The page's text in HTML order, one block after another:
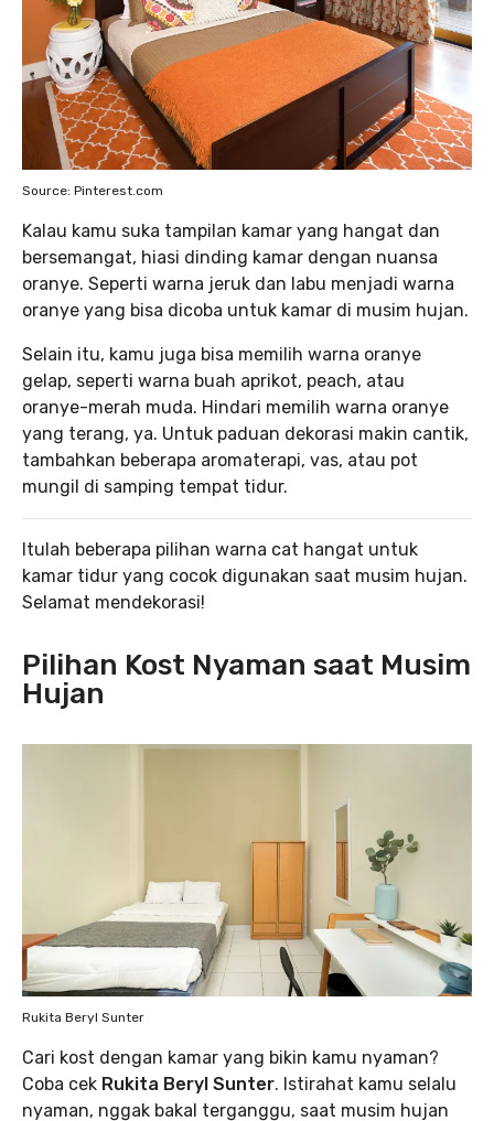
Source: Pinterest.com
Kalau kamu suka tampilan kamar yang hangat dan
bersemangat, hiasi dinding kamar dengan nuansa
oranye. Seperti warna jeruk dan labu menjadi warna
oranye yang bisa dicoba untuk kamar di musim hujan.
Selain itu, kamu juga bisa memilih warna oranye
gelap, seperti warna buah aprikot, peach, atau
oranye-merah muda. Hindari memilih warna oranye
yang terang, ya. Untuk paduan dekorasi makin cantik,
tambahkan beberapa aromaterapi, vas, atau pot
mungil di samping tempat tidur.
Itulah beberapa pilihan warna cat hangat untuk
kamar tidur yang cocok digunakan saat musim hujan.
Selamat mendekorasi!
Pilihan Kost Nyaman saat Musim
Hujan
Rukita Beryl Sunter
Cari kost dengan kamar yang bikin kamu nyaman?
Coba cek Rukita Beryl Sunter. Istirahat kamu selalu
nyaman, nggak bakal terganggu, saat musim hujan